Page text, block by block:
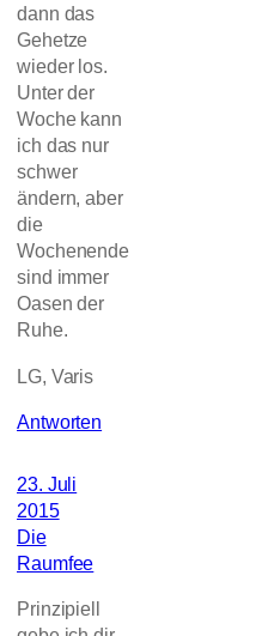
dann das
Gehetze
wieder los.
Unter der
Woche kann
ich das nur
schwer
ändern, aber
die
Wochenende
sind immer
Oasen der
Ruhe.
LG, Varis
Antworten
23. Juli
2015
Die
Raumfee
Prinzipiell